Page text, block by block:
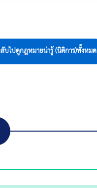
บไปดูกฎหมายน่ารู้ (นิติการ)ทั้งหมด